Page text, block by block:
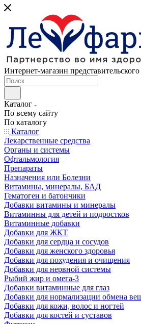
Интернет-магазин представительского
Каталог
По всему сайту
По каталогу
Каталог
Лекарственные средства
Органы и системы
Офтальмология
Препараты
Назначения или Болезни
Витамины, минералы, БАД
Гематоген и батончики
Добавки витамины и минералы
Витаминны для детей и подростков
Витаминные добавки
Добавки для ЖКТ
Добавки для сердца и сосудов
Добавки для женского здоровья
Добавки для похудения и очищения
Добавки для нервной системы
Рыбий жир и омега-3
Добавки витаминные для глаз
Добавки для нормализации обмена
Добавки для кожи, волос и ногтей
Добавки для костей и суставов